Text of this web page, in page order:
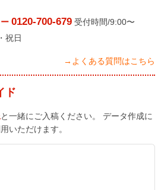
0120-700-679 受付時間/9:00〜
祝日
→よくある質問はこちら
ド
と一緒にご入稿ください。 データ作成に
いただけます。